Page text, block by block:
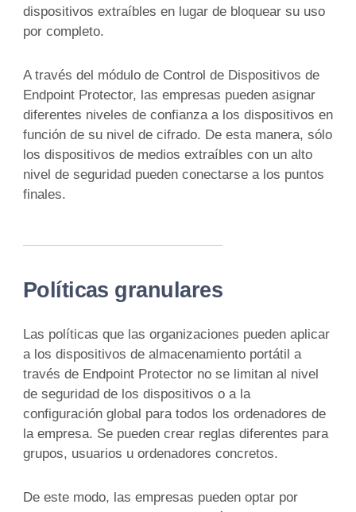
dispositivos extraíbles en lugar de bloquear su uso
por completo.
A través del módulo de Control de Dispositivos de
Endpoint Protector, las empresas pueden asignar
diferentes niveles de confianza a los dispositivos en
función de su nivel de cifrado. De esta manera, sólo
los dispositivos de medios extraíbles con un alto
nivel de seguridad pueden conectarse a los puntos
finales.
Políticas granulares
Las políticas que las organizaciones pueden aplicar
a los dispositivos de almacenamiento portátil a
través de Endpoint Protector no se limitan al nivel
de seguridad de los dispositivos o a la
configuración global para todos los ordenadores de
la empresa. Se pueden crear reglas diferentes para
grupos, usuarios u ordenadores concretos.
De este modo, las empresas pueden optar por